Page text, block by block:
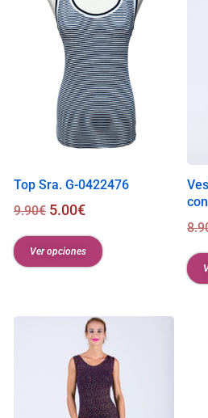
Top Sra. G-0422476
9.90€ 5.00€
Ver opciones